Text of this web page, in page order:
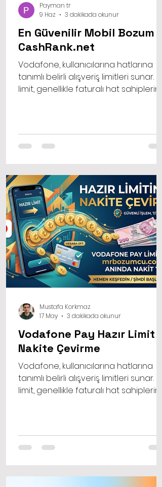
En Güvenilir Mobil Bozum :
CashRank.net
Vodafone, kullanıcılarına hatlarına
tanımlı belirli alışveriş limitleri sunar. Bu
limit, genellikle faturalı hat sahiplerinin
yapmalarına olanak tanır.
Payman tr
9 Haz
3 dakikada okunur
Vodafone Pay Hazır Limit
Nakite Çevirme
Vodafone, kullanıcılarına hatlarına
tanımlı belirli alışveriş limitleri sunar. Bu
limit, genellikle faturalı hat sahiplerinin
yapmalarına olanak tanır.
Mustafa Korkmaz
17 May
3 dakikada okunur